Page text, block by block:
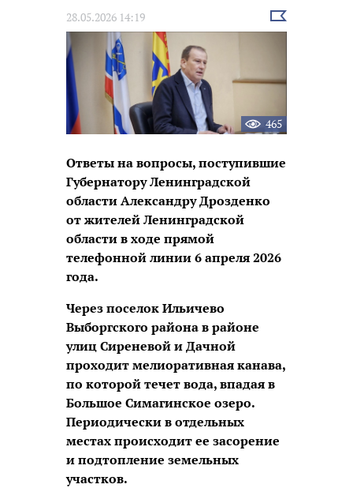
28.05.2026 14:19
Выбрать
новость
465
Ответы на вопросы, поступившие
Губернатору Ленинградской
области Александру Дрозденко
от жителей Ленинградской
области в ходе прямой
телефонной линии6апреля2026
года.
Через поселок Ильичево
Выборгского района в районе
улиц Сиреневой и Дачной
проходит мелиоративная канава,
по которой течет вода, впадая в
Большое Симагинское озеро.
Периодически в отдельных
местах происходит ее засорение
и подтопление земельных
участков.